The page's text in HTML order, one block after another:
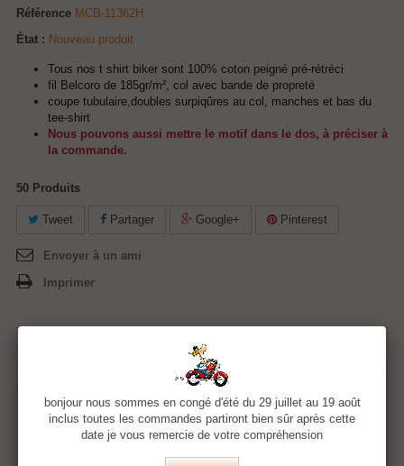
Référence MCB-11362H
État : Nouveau produit
Tous nos t shirt biker sont 100% coton peigné pré-rétréci
fil Belcoro de 185gr/m², col avec bande de propreté
coupe tubulaire,doubles surpiqûres au col, manches et bas du
tee-shirt
Nous pouvons aussi mettre le motif dans le dos, à préciser à
la commande.
50 Produits
Tweet Partager Google+ Pinterest
Envoyer à un ami
Imprimer
Quantité
bonjour nous sommes en congé d'été du 29 juillet au 19 août
inclus toutes les commandes partiront bien sûr après cette
date je vous remercie de votre compréhension